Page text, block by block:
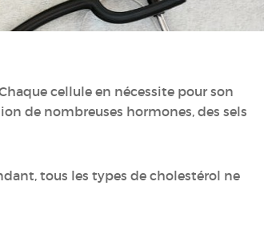
cellule en nécessite pour son
de nombreuses hormones, des sels
tous les types de cholestérol ne